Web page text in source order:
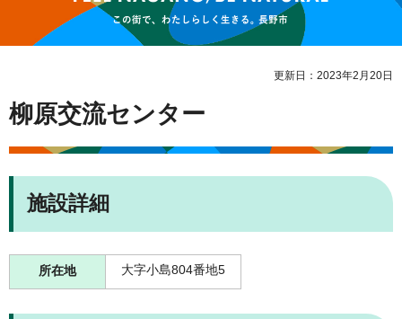
更新日：2023年2月20日
柳原交流センター
施設詳細
所在地 大字小島804番地5